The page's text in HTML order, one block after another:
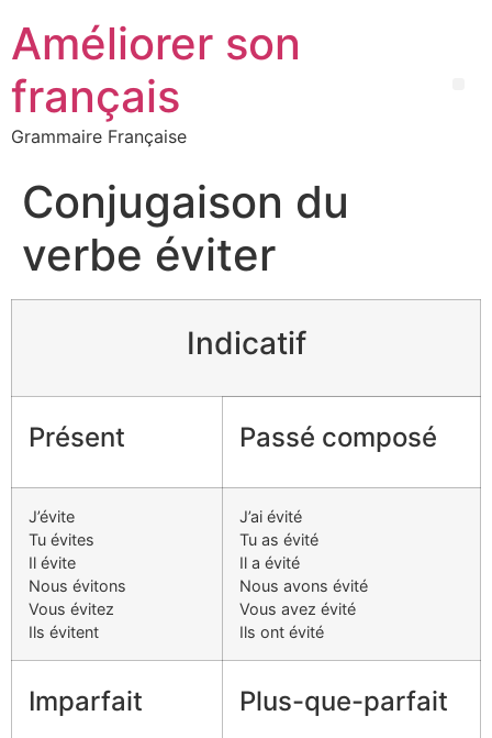
Améliorer son
français
Grammaire Française
Conjugaison du
verbe éviter
Indicatif
Présent Passé composé
J’évite
Tu évites
Il évite
Nous évitons
Vous évitez
Ils évitent
J’ai évité
Tu as évité
Il a évité
Nous avons évité
Vous avez évité
Ils ont évité
Imparfait Plus-que-parfait